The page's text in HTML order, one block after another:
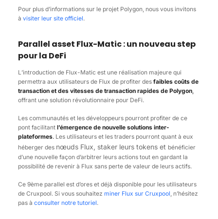
Pour plus d’informations sur le projet Polygon, nous vous invitons
à visiter leur site officiel.
Parallel asset Flux-Matic : un nouveau step
pour la DeFi
L’introduction de Flux-Matic est une réalisation majeure qui
permettra aux utilisateurs de Flux de profiter des faibles coûts de
transaction et des vitesses de transaction rapides de Polygon,
offrant une solution révolutionnaire pour DeFi.
Les communautés et les développeurs pourront profiter de ce
pont facilitant l’émergence de nouvelle solutions inter-
plateformes.Les utilisateurs et les traders pourront quant à eux
héberger des nœuds Flux, staker leurs tokens et bénéficier
d’une nouvelle façon d’arbitrer leurs actions tout en gardant la
possibilité de revenir à Flux sans perte de valeur de leurs actifs.
Ce 9ème parallel est d’ores et déjà disponible pour les utilisateurs
de Cruxpool. Si vous souhaitez miner Flux sur Cruxpool, n’hésitez
pas à consulter notre tutoriel.